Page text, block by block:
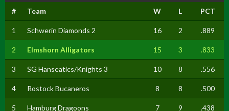
# Team W L PCT
1 Schwerin Diamonds 2 16 2 .889
2 Elmshorn Alligators 15 3 .833
3 SG Hanseatics/Knights 3 10 8 .556
4 Rostock Bucaneros 8 8 .500
5 Hamburg Dragoons 7 9 .438